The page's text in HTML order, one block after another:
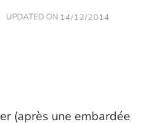
UPDATED ON 14/12/2014
(après une embardée